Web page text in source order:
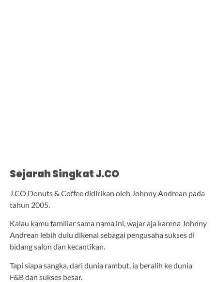
Sejarah Singkat J.CO
J.CO Donuts & Coffee didirikan oleh Johnny Andrean pada
tahun 2005.
Kalau kamu familiar sama nama ini, wajar aja karena Johnny
Andrean lebih dulu dikenal sebagai pengusaha sukses di
bidang salon dan kecantikan.
Tapi siapa sangka, dari dunia rambut, ia beralih ke dunia
F&B dan sukses besar.